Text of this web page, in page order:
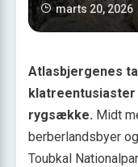
marts 20, 2026
Atlasbjergenes
rygsække. Midt
berberlandsbyer
Toubkal